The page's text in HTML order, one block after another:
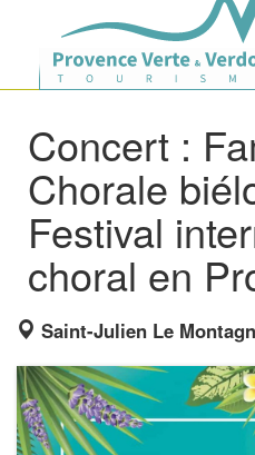
Concert :
Chorale
Festival
choral en
Saint-Julien Le